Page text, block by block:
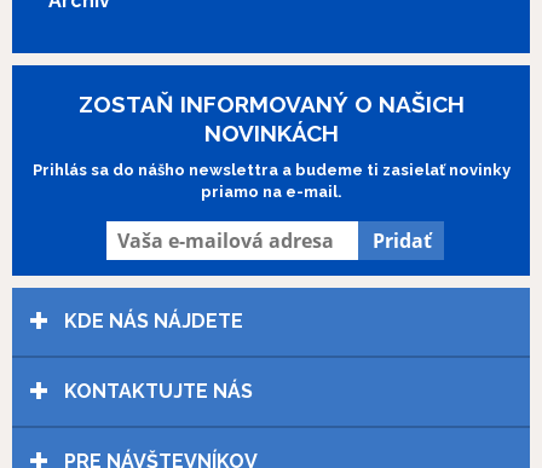
ZOSTAŇ INFORMOVANÝ O NAŠICH
NOVINKÁCH
Prihlás sa do nášho newslettra a budeme ti zasielať novinky
priamo na e-mail.
KDE NÁS NÁJDETE
KONTAKTUJTE NÁS
PRE NÁVŠTEVNÍKOV